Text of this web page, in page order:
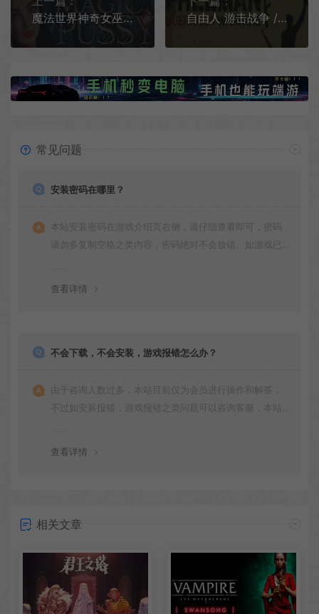
魔法世界神奇女巫2 / Magic Pussy Chapter 2 魔法世界约会模拟RPG游戏
自由人 游击战争 / Freeman Guerrilla Warfare 沙盒策略枪战RPG游戏
常见问题
安装密码在哪里？
本站安装密码在游戏介绍页右侧，请仔细查看即可，密码
请勿多复制空格之类内容，密码绝对不会放错。如游戏已
查看详情
不会下载，不会安装，游戏报错怎么办？
由于咨询人数过多，本站目前仅为会员进行操作和解答，
不过如安装报错，游戏报错之类问题可以咨询客服，本站
查看详情
相关文章